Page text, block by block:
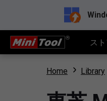
ス
Home Library